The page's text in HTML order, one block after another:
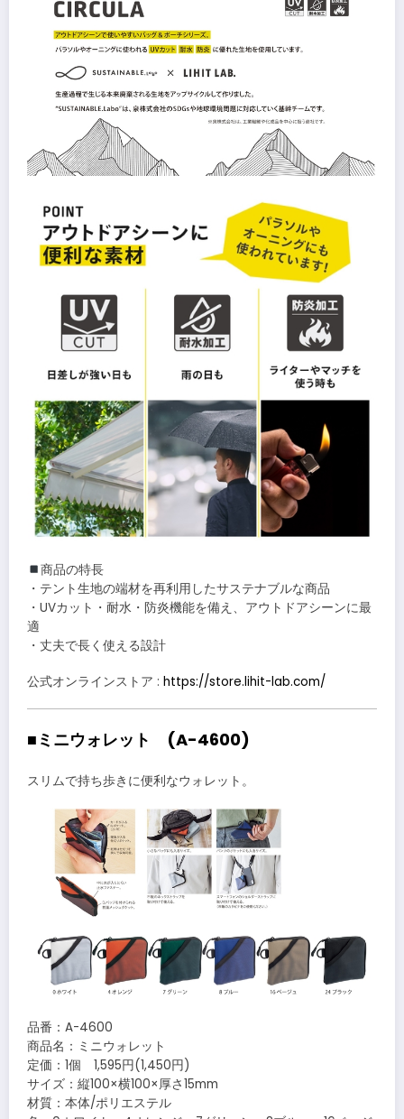
商品の特長
・テント生地の端材を再利用したサステナブルな商品
・UVカット・耐水・防炎機能を備え、アウトドアシーンに最
適
・丈夫で長く使える設計
公式オンラインストア : https://store.lihit-lab.com/
■ミニウォレット (A-4600)
スリムで持ち歩きに便利なウォレット。
品番：A-4600
商品名：ミニウォレット
定価：1個 1,595円(1,450円)
サイズ：縦100×横100×厚さ15mm
材質：本体/ポリエステル